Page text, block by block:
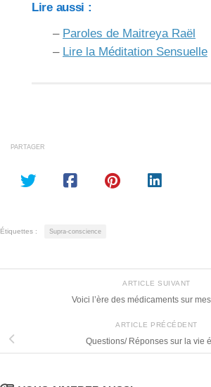
Lire aussi :
– Paroles de Maitreya Raël
– Lire la Méditation Sensuelle
PARTAGER
Étiquettes : Supra-conscience
ARTICLE SUIVANT
Voici l’ère des médicaments sur
ARTICLE PRÉCÉDENT
Questions/ Réponses sur la vie